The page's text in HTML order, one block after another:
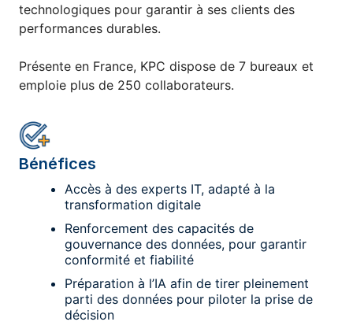
technologiques pour garantir à ses clients des
performances durables.
Présente en France, KPC dispose de 7 bureaux et
emploie plus de 250 collaborateurs.
Bénéfices
Accès à des experts IT, adapté à la
transformation digitale
Renforcement des capacités de
gouvernance des données, pour garantir
conformité et fiabilité
Préparation à l’IA afin de tirer pleinement
parti des données pour piloter la prise de
décision